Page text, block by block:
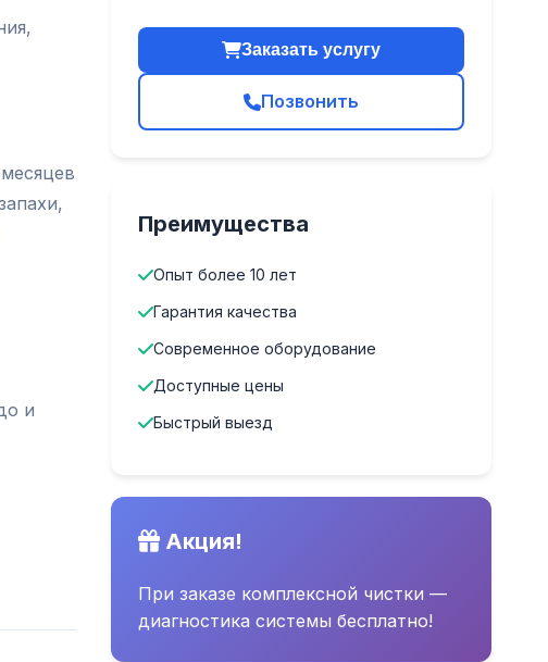
и
Заказать услугу
Позвонить
Преимущества
Опыт более 10 лет
Гарантия качества
Современное оборудование
Доступные цены
Быстрый выезд
Акция!
При заказе комплексной чистки —
диагностика системы бесплатно!